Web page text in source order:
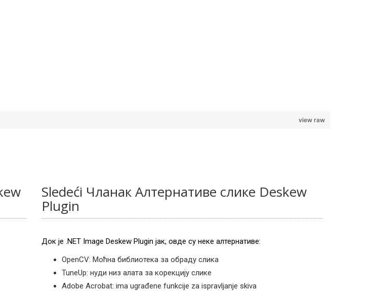
view raw
Sledeći Чланак Алтернативе слике Deskew
Plugin
Док је .NET Image Deskew Plugin јак, овде су неке алтернативе:
OpenCV: Моћна библиотека за обраду слика
TuneUp: нуди низ алата за корекцију слике
Adobe Acrobat: ima ugrađene funkcije za ispravljanje skiva